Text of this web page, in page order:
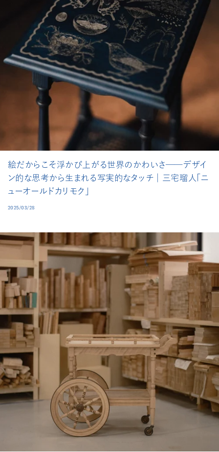
絵だからこそ浮かび上がる世界のかわいさ──デザイ
ン的な思考から生まれる写実的なタッチ│三宅瑠人「ニ
ューオールドカリモク」
2025/03/28